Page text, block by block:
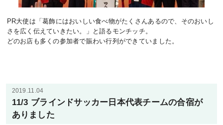
PR大使は「葛飾にはおいしい食べ物がたくさんあるので、そのおいし
さを広く伝えていきたい。」と語るモンチッチ。
どのお店も多くの参加者で賑わい行列ができていました。
2019.11.04
11/3 ブラインドサッカー日本代表チームの合宿が
ありました